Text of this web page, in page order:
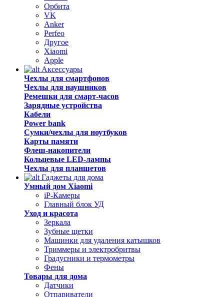
Орбита
VK
Anker
Perfeo
Другое
Xiaomi
Apple
Аксессуары
Чехлы для смартфонов
Чехлы для наушников
Ремешки для смарт-часов
Зарядные устройства
Кабели
Power bank
Сумки/чехлы для ноутбуков
Карты памяти
Флеш-накопители
Кольцевые LED-лампы
Чехлы для планшетов
Гаджеты для дома
Умный дом Xiaomi
iP-Камеры
Главный блок УД
Уход и красота
Зеркала
Зубные щетки
Машинки для удаления катышков
Триммеры и электробритвы
Градусники и термометры
Фены
Товары для дома
Датчики
Отпариватели